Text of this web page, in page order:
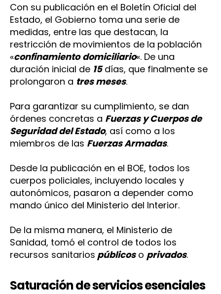
Con su publicación en el Boletín Oficial del
Estado, el Gobierno toma una serie de
medidas, entre las que destacan, la
restricción de movimientos de la población
«confinamiento domiciliario«. De una
duración inicial de 15días, que finalmente se
prolongaron a tres meses.
Para garantizar su cumplimiento, se dan
órdenes concretas a Fuerzas y Cuerpos de
Seguridad del Estado, así como a los
miembros de las Fuerzas Armadas.
Desde la publicación en el BOE, todos los
cuerpos policiales, incluyendo locales y
autonómicos, pasaron a depender como
mando único del Ministerio del Interior.
De la misma manera, el Ministerio de
Sanidad, tomó el control de todos los
recursos sanitarios públicoso privados.
Saturación de servicios esenciales